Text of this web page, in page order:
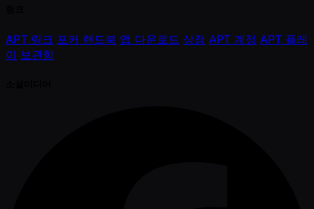
APT 링크 포커 핸드북 앱 다운로드 상점 APT 계정 APT 플레
이 보관함